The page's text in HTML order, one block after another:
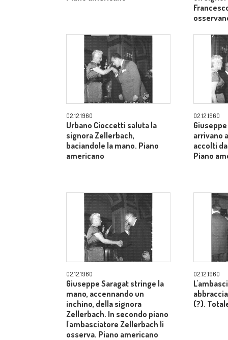
02.12.1960
Urbano Cioccetti saluta la
signora Zellerbach,
baciandole la mano. Piano
americano
02.12.1960
arrivano
accolti
Piano
02.12.1960
Giuseppe Saragat stringe la
mano, accennando un
inchino, della signora
Zellerbach. In secondo piano
l'ambasciatore Zellerbach li
osserva. Piano americano
02.12.1960
(?).